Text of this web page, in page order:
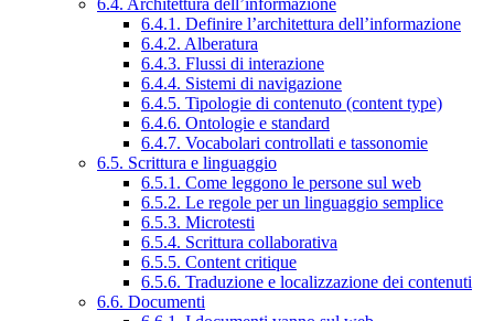
6.4. Architettura dell’informazione
6.4.1. Definire l’architettura dell’informazione
6.4.2. Alberatura
6.4.3. Flussi di interazione
6.4.4. Sistemi di navigazione
6.4.5. Tipologie di contenuto (content type)
6.4.6. Ontologie e standard
6.4.7. Vocabolari controllati e tassonomie
6.5. Scrittura e linguaggio
6.5.1. Come leggono le persone sul web
6.5.2. Le regole per un linguaggio semplice
6.5.3. Microtesti
6.5.4. Scrittura collaborativa
6.5.5. Content critique
6.5.6. Traduzione e localizzazione dei contenuti
6.6. Documenti